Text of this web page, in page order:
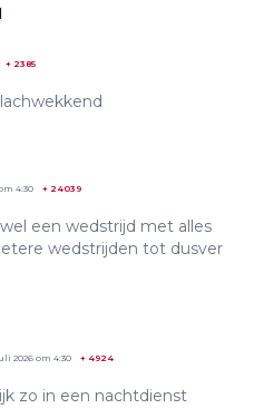
+ 2385
4:30 + 24039
een wedstrijd met alles
wedstrijden tot dusver
2026 om 4:30 + 4924
zo in een nachtdienst